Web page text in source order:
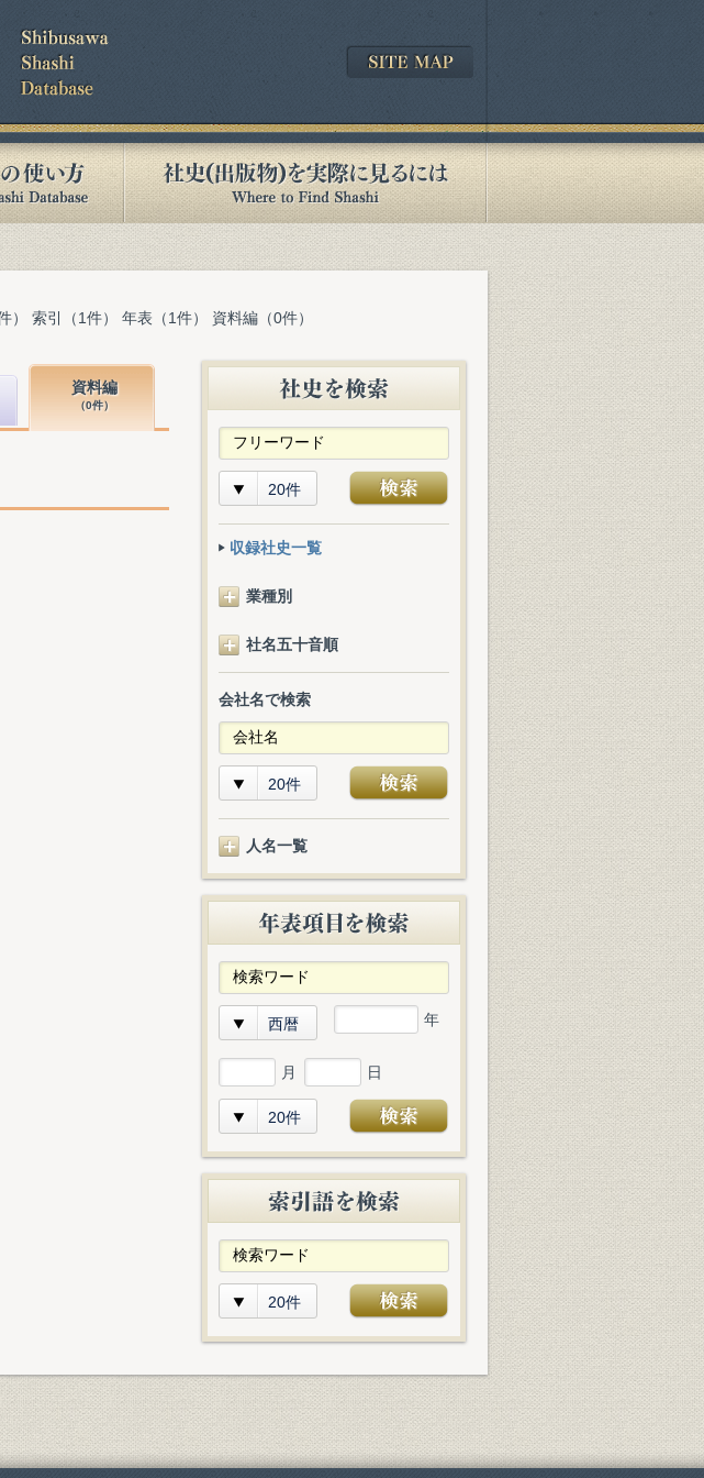
） 索引（1件） 年表（1件） 資料編（0件）
資料編
（0件）
20件
収録社史一覧
業種別
社名五十音順
会社名で検索
20件
人名一覧
西暦 年
月 日
20件
20件